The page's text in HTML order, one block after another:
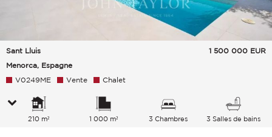
Sant Lluis
Menorca, Espagne
1 500 000 EUR
V0249ME Vente Chalet
210 m² 1 000 m² 3 Chambres 3 Salles de bains